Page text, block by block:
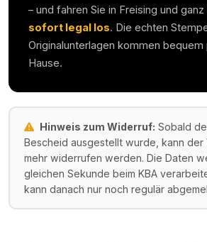
– und fahren Sie in Freising und ganz
sofort legal los. Die echten
Originalunterlagen kommen bequem
Hause.
Hinweis zum Widerruf: Sobald
Bescheid ausgestellt wurde, kann der
mehr widerrufen werden. Die Daten
gleichen Sekunde beim KBA
kann danach nur noch regulär